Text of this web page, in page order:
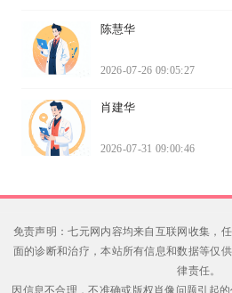
陈慧华
2026-07-26 09:05:27
肖建华
2026-07-31 09:00:46
免责声明：七元网内容均来自互联网收集，
面的诊断和治疗，本站所有信息和数据等仅
律责任。
因信息不合理，不准确或版权肖像问题引起